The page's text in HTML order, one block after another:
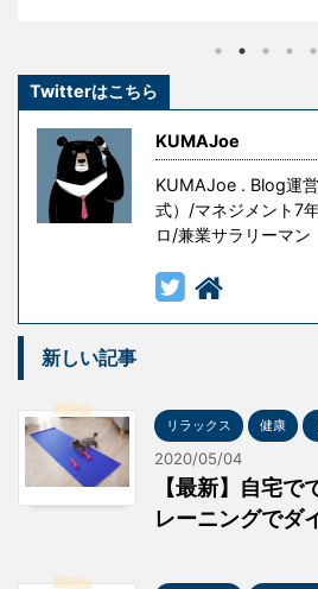
ただし授業料が高すぎる 』とい
意味がありますが、無意味な ...
Twitterはこちら
KUMAJoe
KUMAJoe . Blog運
式）/マネジメント7
ロ/兼業サラリーマン
新しい記事
リラックス 健康
2020/05/04
【最新】自宅で
レーニングでダ